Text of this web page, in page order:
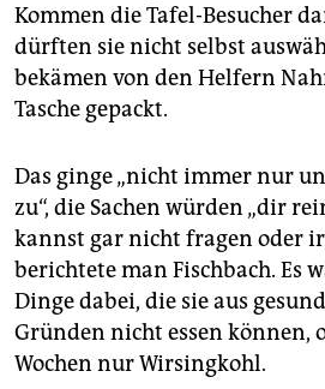
Kommen die Tafel-Besucher
dürften sie nicht selbst
bekämen von den Helfern
Tasche gepackt.
Das ginge „nicht immer nur
zu“, die Sachen würden „dir
kannst gar nicht fragen oder
berichtete man Fischbach. Es
Dinge dabei, die sie aus
Gründen nicht essen können,
Wochen nur Wirsingkohl.